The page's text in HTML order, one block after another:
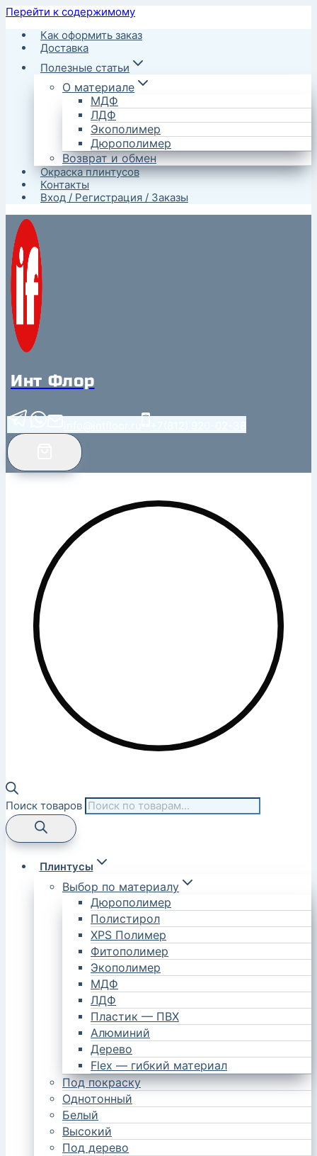
Перейти к содержимому
Как оформить заказ
Доставка
Полезные статьи
О материале
МДФ
ЛДФ
Экополимер
Дюрополимер
Возврат и обмен
Окраска плинтусов
Контакты
Вход / Регистрация / Заказы
Инт Флор
Поиск товаров
Плинтусы
Выбор по материалу
Дюрополимер
Полистирол
XPS Полимер
Фитополимер
Экополимер
МДФ
ЛДФ
Пластик — ПВХ
Алюминий
Дерево
Flex — гибкий материал
Под покраску
Однотонный
Белый
Высокий
Под дерево